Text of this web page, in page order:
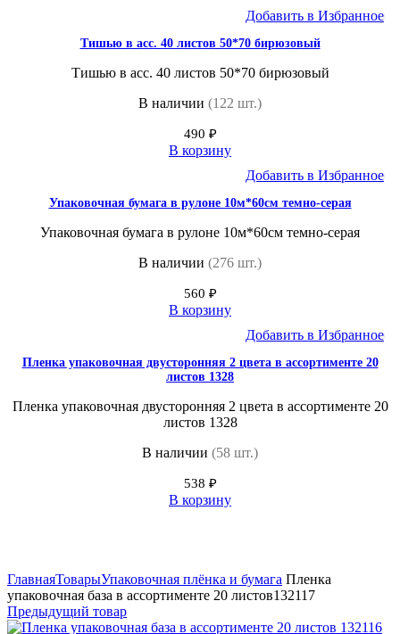
Добавить в Избранное
Тишью в асс. 40 листов 50*70 бирюзовый
Тишью в асс. 40 листов 50*70 бирюзовый
В наличии (122 шт.)
490 ₽
В корзину
Добавить в Избранное
Упаковочная бумага в рулоне 10м*60см темно-серая
Упаковочная бумага в рулоне 10м*60см темно-серая
В наличии (276 шт.)
560 ₽
В корзину
Добавить в Избранное
Пленка упаковочная двусторонняя 2 цвета в ассортименте 20
листов 1328
Пленка упаковочная двусторонняя 2 цвета в ассортименте 20
листов 1328
В наличии (58 шт.)
538 ₽
В корзину
ГлавнаяТоварыУпаковочная плёнка и бумага Пленка
упаковочная база в ассортименте 20 листов132117
Предыдущий товар